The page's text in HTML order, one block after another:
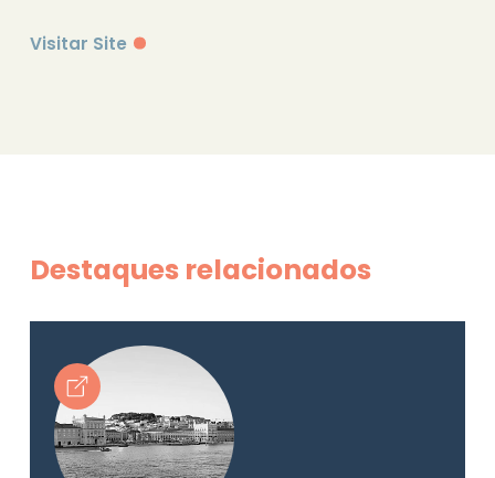
Visitar Site
Destaques relacionados